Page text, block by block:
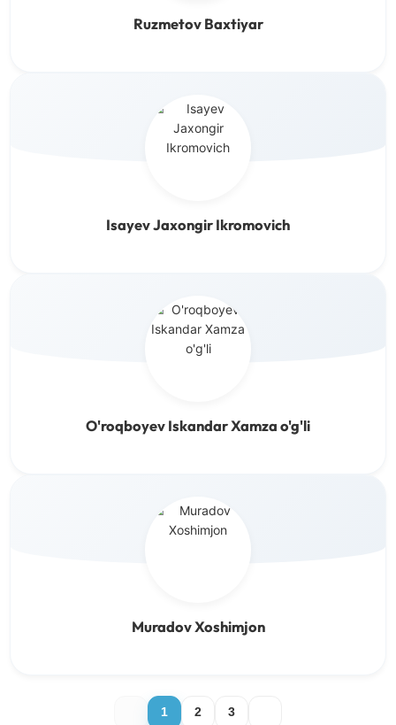
Ruzmetov Baxtiyar
Isayev Jaxongir Ikromovich
O'roqboyev Iskandar Xamza o'g'li
Muradov Xoshimjon
1 2 3